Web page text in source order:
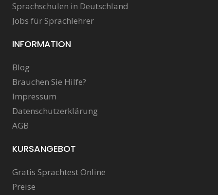
Sprachschulen in Deutschland
Jobs für Sprachlehrer
INFORMATION
Blog
Brauchen Sie Hilfe?
Impressum
Datenschutzerklärung
AGB
KURSANGEBOT
Gratis Sprachtest Online
Preise